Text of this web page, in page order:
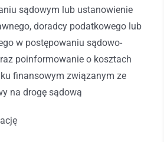
sądowym lub ustanowienie
doradcy podatkowego lub
w postępowaniu sądowo-
poinformowanie o kosztach
finansowym związanym ze
na drogę sądową